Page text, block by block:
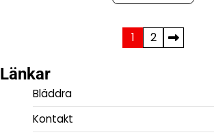
pagination
1 2
Länkar
Bläddra
Kontakt